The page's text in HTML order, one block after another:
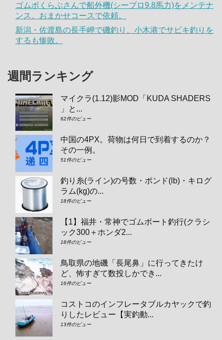
ゴムボくらぶさんで船外機(シープロ9.8馬力)をメンテナ
ンス。おまかせコースで依頼。
新潟・佐渡島の長手岬で磯釣り、小木港でサビキ釣りを
するも惨敗。
週間ランキング
マイクラ(1.12)影MOD「KUDA SHADERS
」と...
62件のビュー
中国の4PX。荷物は何日で到着するのか？
その一例。
51件のビュー
釣り糸(ライン)の号数・ポンド(lb)・キログ
ラム(kg)の...
18件のビュー
【1】福井・常神でゴムボート釣行(クラシ
ック300＋ホンダ2...
18件のビュー
鳥取県の地磯「長尾鼻」に行ってきたけ
ど、怖すぎて数投しかでき...
16件のビュー
コストコのインフレータブルカヤックで釣
りしたレビュー【実釣動...
13件のビュー